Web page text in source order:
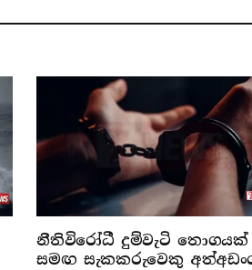
නීතිවිරෝධී දුම්වැටි තොගයක්
සමඟ සැකකරුවෙකු